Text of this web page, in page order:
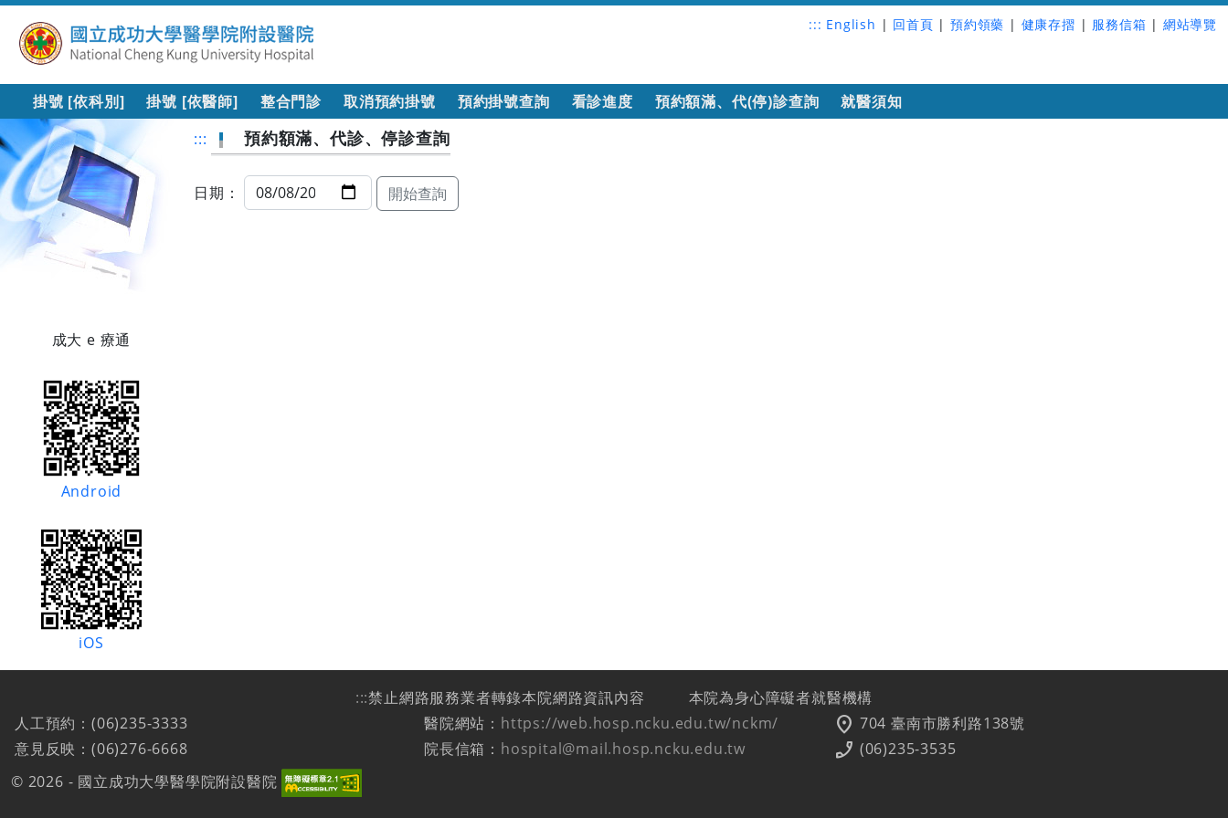
::: English | 回首頁 | 預約領藥 | 健康存摺 | 服務信箱 | 網站導覽
掛號 [依科別] 掛號 [依醫師] 整合門診 取消預約掛號 預約掛號查詢 看診進度 預約額滿、代(停)診查詢 就醫須知
成大 e 療通
Android
iOS
::: 預約額滿、代診、停診查詢
日期： 開始查詢
:::禁止網路服務業者轉錄本院網路資訊內容
本院為身心障礙者就醫機構
人工預約：(06)235-3333
意見反映：(06)276-6668
醫院網站： https://web.hosp.ncku.edu.tw/nckm/
院長信箱： hospital@mail.hosp.ncku.edu.tw
location_on 704 臺南市勝利路138號
phone_enabled (06)235-3535
© 2026 - 國立成功大學醫學院附設醫院